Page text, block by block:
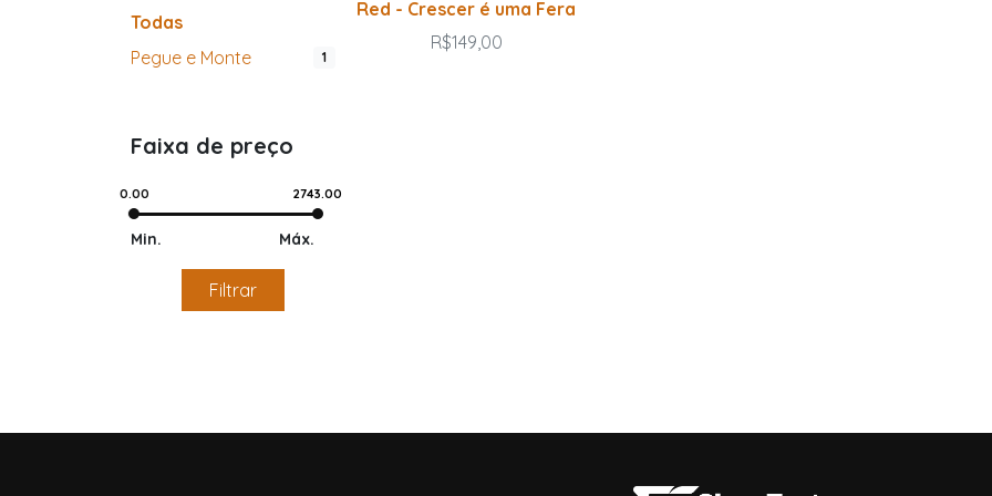
Todas
Pegue e Monte
1
Faixa de preço
0.00 2743.00
Min. Máx.
Filtrar
Red - Crescer é uma Fera
R$149,00